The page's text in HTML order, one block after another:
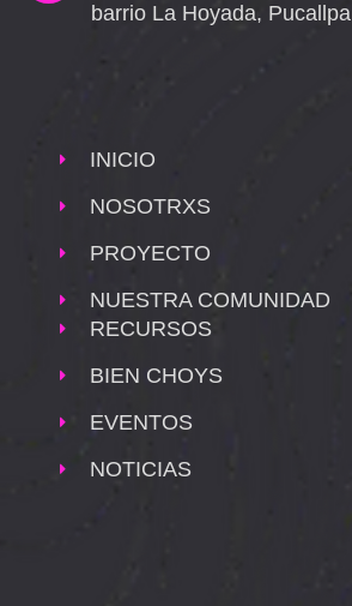
barrio La Hoyada, Pucallpa
INICIO
NOSOTRXS
PROYECTO
NUESTRA COMUNIDAD
RECURSOS
BIEN CHOYS
EVENTOS
NOTICIAS